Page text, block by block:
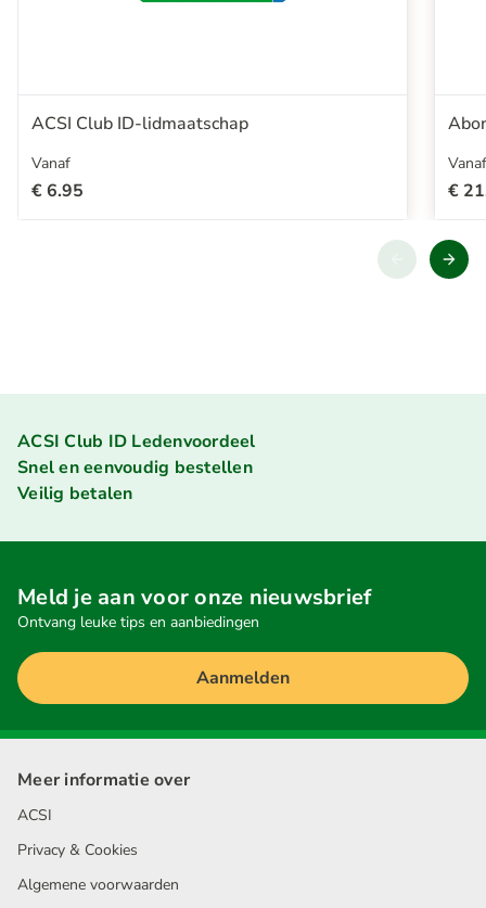
ACSI Club ID-lidmaatschap
Vanaf
€ 6.95
Vanaf
€
ACSI Club ID Ledenvoordeel
Snel en eenvoudig bestellen
Veilig betalen
Meld je aan voor onze nieuwsbrief
Ontvang leuke tips en aanbiedingen
Aanmelden
Meer informatie over
ACSI
Privacy & Cookies
Algemene voorwaarden